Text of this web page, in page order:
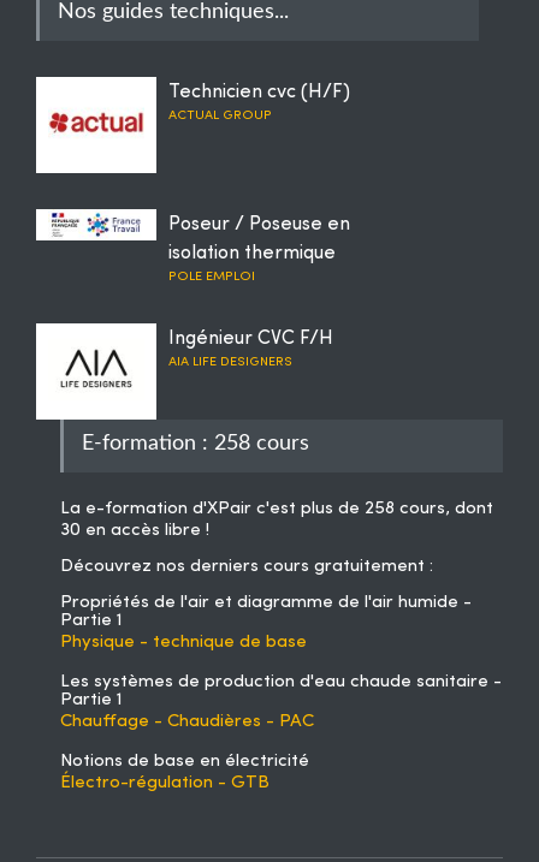
Nos guides techniques...
Technicien cvc (H/F)
ACTUAL GROUP
Poseur / Poseuse en
isolation thermique
POLE EMPLOI
Ingénieur CVC F/H
AIA LIFE DESIGNERS
E-formation : 258 cours
La e-formation d'XPair c'est plus de 258 cours, dont
30 en accès libre !
Découvrez nos derniers cours gratuitement :
Propriétés de l'air et diagramme de l'air humide -
Partie 1
Physique - technique de base
Les systèmes de production d'eau chaude sanitaire -
Partie 1
Chauffage - Chaudières - PAC
Notions de base en électricité
Électro-régulation - GTB